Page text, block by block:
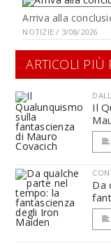
Arriva alla
NOTIZIE / 3/08/2026
ARTICOLI PIÙ
Il
Da